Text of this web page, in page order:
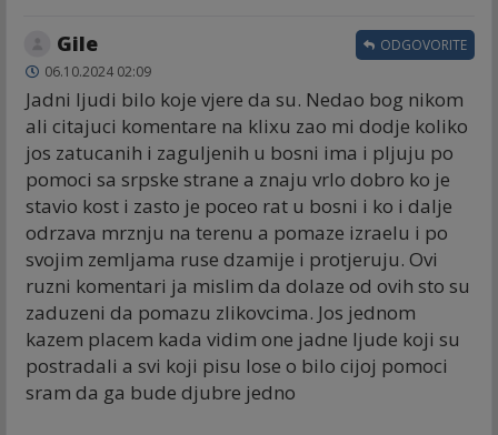
Gile
06.10.2024 02:09
Jadni ljudi bilo koje vjere da su. Nedao bog nikom
ali citajuci komentare na klixu zao mi dodje koliko
jos zatucanih i zaguljenih u bosni ima i pljuju po
pomoci sa srpske strane a znaju vrlo dobro ko je
stavio kost i zasto je poceo rat u bosni i ko i dalje
odrzava mrznju na terenu a pomaze izraelu i po
svojim zemljama ruse dzamije i protjeruju. Ovi
ruzni komentari ja mislim da dolaze od ovih sto su
zaduzeni da pomazu zlikovcima. Jos jednom
kazem placem kada vidim one jadne ljude koji su
postradali a svi koji pisu lose o bilo cijoj pomoci
sram da ga bude djubre jedno
ODGOVORITE